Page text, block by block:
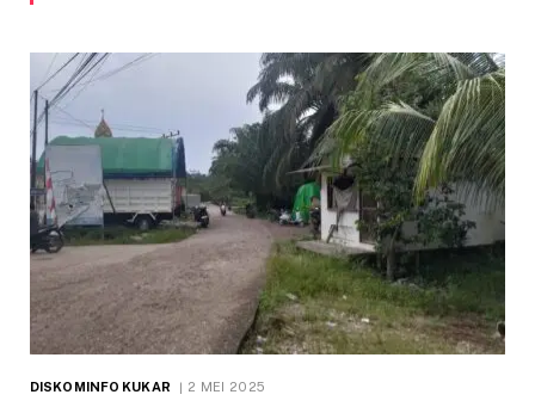
DISKOMINFO KUKAR 2 MEI 2025